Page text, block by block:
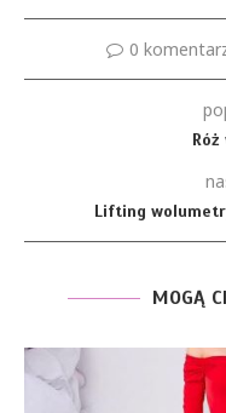
0
Lifting
MOGĄ